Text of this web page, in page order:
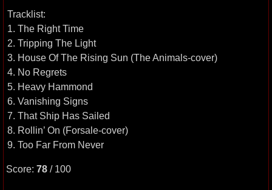
Tracklist:
1. The Right Time
2. Tripping The Light
3. House Of The Rising Sun (The Animals-cover)
4. No Regrets
5. Heavy Hammond
6. Vanishing Signs
7. That Ship Has Sailed
8. Rollin’ On (Forsale-cover)
9. Too Far From Never
Score: 78 / 100